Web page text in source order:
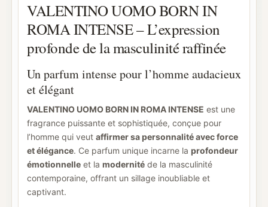
VALENTINO UOMO BORN IN
ROMA INTENSE – L’expression
profonde de la masculinité raffinée
Un parfum intense pour l’homme audacieux
et élégant
VALENTINO UOMO BORN IN ROMA INTENSE est une
fragrance puissante et sophistiquée, conçue pour
l’homme qui veut affirmer sa personnalité avec force
et élégance. Ce parfum unique incarne la profondeur
émotionnelle et la modernité de la masculinité
contemporaine, offrant un sillage inoubliable et
captivant.